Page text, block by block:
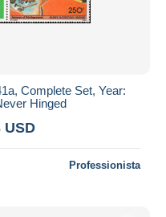
Complete Set, Year:
Hinged
USD
Professionista